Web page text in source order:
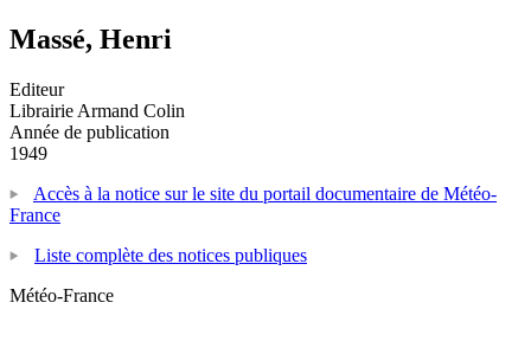
Massé, Henri
Editeur
Librairie Armand Colin
Année de publication
1949
Accès à la notice sur le site du portail documentaire de Météo-
France
Liste complète des notices publiques
Météo-France